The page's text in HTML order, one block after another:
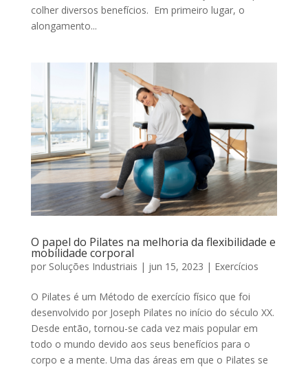
colher diversos benefícios. Em primeiro lugar, o
alongamento...
O papel do Pilates na melhoria da flexibilidade e
mobilidade corporal
por Soluções Industriais | jun 15, 2023 | Exercícios
O Pilates é um Método de exercício físico que foi
desenvolvido por Joseph Pilates no início do século XX.
Desde então, tornou-se cada vez mais popular em
todo o mundo devido aos seus benefícios para o
corpo e a mente. Uma das áreas em que o Pilates se